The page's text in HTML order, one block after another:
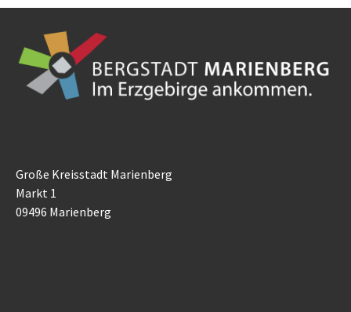
Große Kreisstadt Marienberg
Markt 1
09496 Marienberg